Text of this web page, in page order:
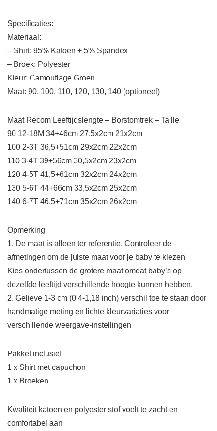
Specificaties:
Materiaal:
– Shirt: 95% Katoen + 5% Spandex
– Broek: Polyester
Kleur: Camouflage Groen
Maat: 90, 100, 110, 120, 130, 140 (optioneel)
Maat Recom Leeftijdslengte – Borstomtrek – Taille
90 12-18M 34+46cm 27,5x2cm 21x2cm
100 2-3T 36,5+51cm 29x2cm 22x2cm
110 3-4T 39+56cm 30,5x2cm 23x2cm
120 4-5T 41,5+61cm 32x2cm 24x2cm
130 5-6T 44+66cm 33,5x2cm 25x2cm
140 6-7T 46,5+71cm 35x2cm 26x2cm
Opmerking:
1. De maat is alleen ter referentie. Controleer de
afmetingen om de juiste maat voor je baby te kiezen.
Kies ondertussen de grotere maat omdat baby’s op
dezelfde leeftijd verschillende hoogte kunnen hebben.
2. Gelieve 1-3 cm (0,4-1,18 inch) verschil toe te staan door
handmatige meting en lichte kleurvariaties voor
verschillende weergave-instellingen
Pakket inclusief
1 x Shirt met capuchon
1 x Broeken
Kwaliteit katoen en polyester stof voelt te zacht en
comfortabel aan